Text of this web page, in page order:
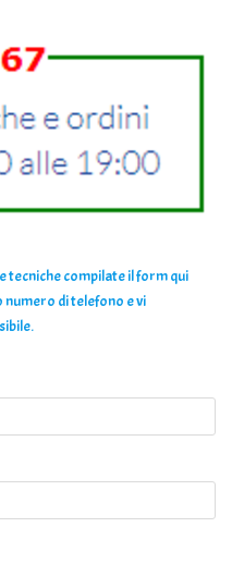
tecniche compilate il form qui
di telefono e vi